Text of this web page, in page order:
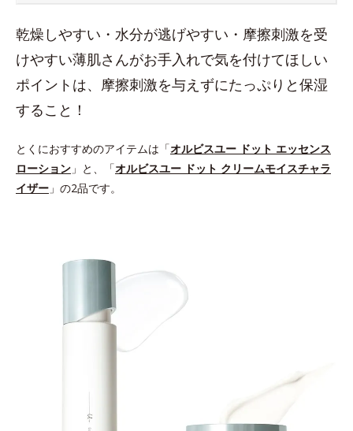
乾燥しやすい・水分が逃げやすい・摩擦刺激を受
けやすい薄肌さんがお手入れで気を付けてほしい
ポイントは、摩擦刺激を与えずにたっぷりと保湿
すること！
とくにおすすめのアイテムは「オルビスユー ドット エッセンス
ローション 」と、「オルビスユー ドット クリームモイスチャラ
イザー 」の2品です。